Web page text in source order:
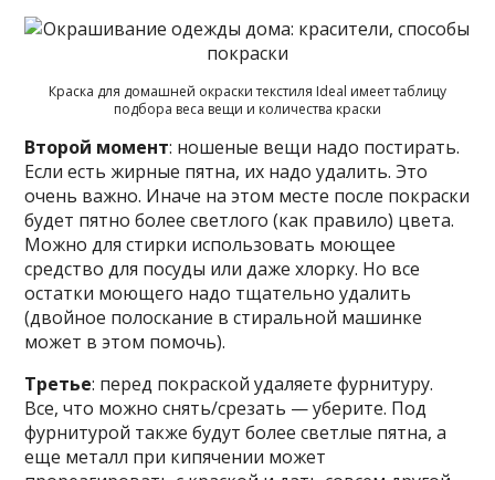
Краска для домашней окраски текстиля Ideal имеет таблицу
подбора веса вещи и количества краски
Второй момент: ношеные вещи надо постирать.
Если есть жирные пятна, их надо удалить. Это
очень важно. Иначе на этом месте после покраски
будет пятно более светлого (как правило) цвета.
Можно для стирки использовать моющее
средство для посуды или даже хлорку. Но все
остатки моющего надо тщательно удалить
(двойное полоскание в стиральной машинке
может в этом помочь).
Третье: перед покраской удаляете фурнитуру.
Все, что можно снять/срезать — уберите. Под
фурнитурой также будут более светлые пятна, а
еще металл при кипячении может